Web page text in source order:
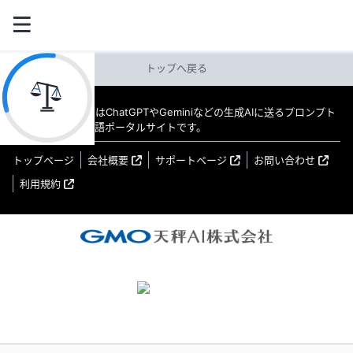
トップへ戻る
教えてAI byGMO はChatGPTやGeminiなどの生成AIに送るプロンプト
（指示文）の日本語ポータルサイトです。
トップページ 会社概要 サポートページ
お問い合わせ
利用規約